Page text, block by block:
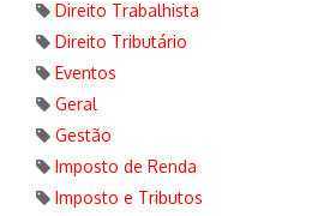
Direito Trabalhista
Direito Tributário
Eventos
Geral
Gestão
Imposto de Renda
Imposto e Tributos